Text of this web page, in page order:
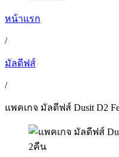
หน้าแรก
/
มัลดีฟส์
/
แพคเกจ มัลดีฟส์ Dusit D2